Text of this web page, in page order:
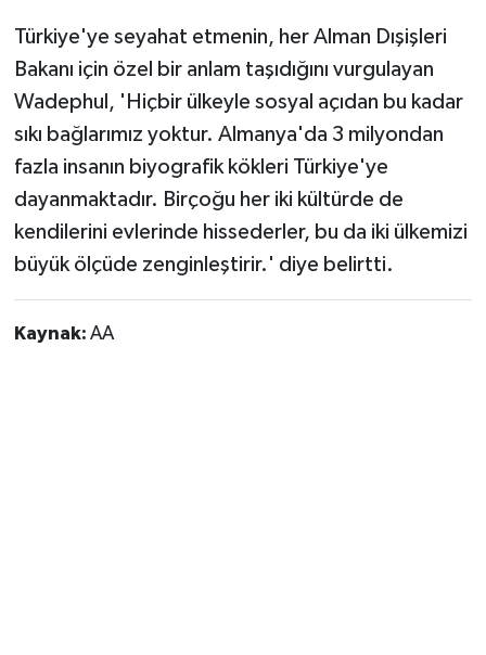
Türkiye'ye seyahat etmenin, her Alman Dışişleri
Bakanı için özel bir anlam taşıdığını vurgulayan
Wadephul, 'Hiçbir ülkeyle sosyal açıdan bu kadar
sıkı bağlarımız yoktur. Almanya'da 3 milyondan
fazla insanın biyografik kökleri Türkiye'ye
dayanmaktadır. Birçoğu her iki kültürde de
kendilerini evlerinde hissederler, bu da iki ülkemizi
büyük ölçüde zenginleştirir.' diye belirtti.
Kaynak: AA